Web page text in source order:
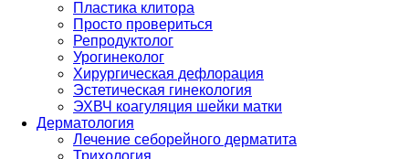
Пластика клитора
Просто провериться
Репродуктолог
Урогинеколог
Хирургическая дефлорация
Эстетическая гинекология
ЭХВЧ коагуляция шейки матки
Дерматология
Лечение себорейного дерматита